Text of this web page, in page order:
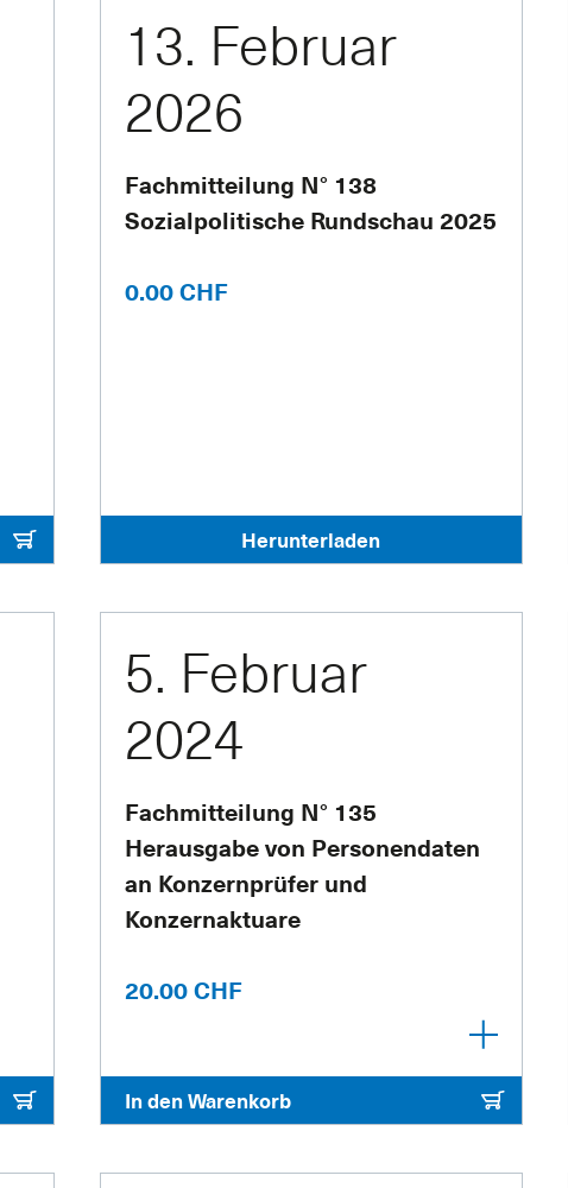
13. Februar
2026
Fachmitteilung N° 138
Sozialpolitische Rundschau 2025
0.00 CHF
Herunterladen
5. Februar
2024
Fachmitteilung N° 135
Herausgabe von Personendaten
an Konzernprüfer und
Konzernaktuare
20.00 CHF
In den Warenkorb